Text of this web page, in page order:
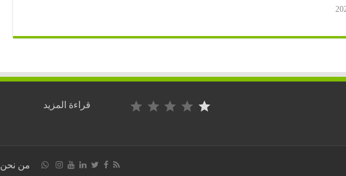
قراءة المزيد
العام
بالجزائر
من نحن